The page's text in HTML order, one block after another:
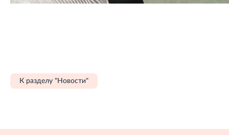
К разделу "Новости"